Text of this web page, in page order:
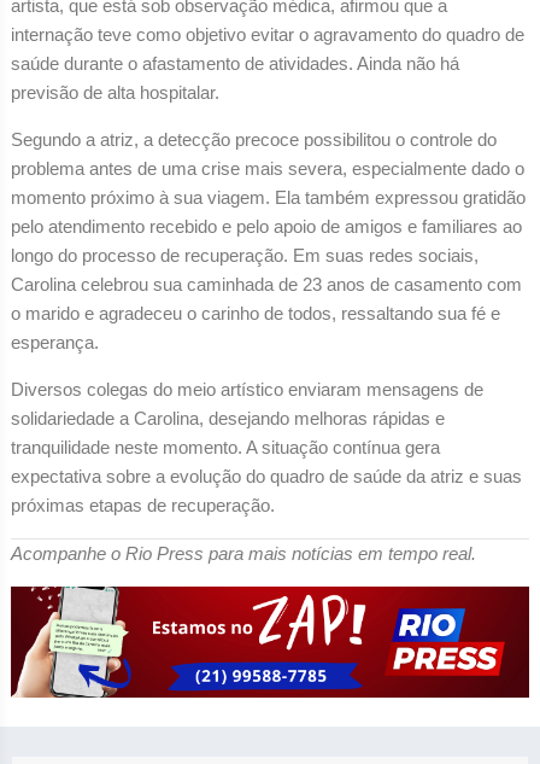
artista, que está sob observação médica, afirmou que a
internação teve como objetivo evitar o agravamento do quadro de
saúde durante o afastamento de atividades. Ainda não há
previsão de alta hospitalar.
Segundo a atriz, a detecção precoce possibilitou o controle do
problema antes de uma crise mais severa, especialmente dado o
momento próximo à sua viagem. Ela também expressou gratidão
pelo atendimento recebido e pelo apoio de amigos e familiares ao
longo do processo de recuperação. Em suas redes sociais,
Carolina celebrou sua caminhada de 23 anos de casamento com
o marido e agradeceu o carinho de todos, ressaltando sua fé e
esperança.
Diversos colegas do meio artístico enviaram mensagens de
solidariedade a Carolina, desejando melhoras rápidas e
tranquilidade neste momento. A situação contínua gera
expectativa sobre a evolução do quadro de saúde da atriz e suas
próximas etapas de recuperação.
Acompanhe o Rio Press para mais notícias em tempo real.